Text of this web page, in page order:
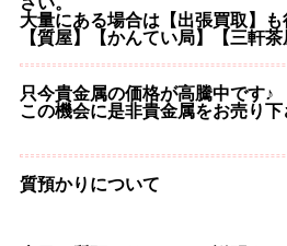
大量にある場合は【出張買取】も
【質屋】【かんてい局】【三軒
只今貴金属の価格が高騰中です♪
この機会に是非貴金属をお売り下
質預かりについて